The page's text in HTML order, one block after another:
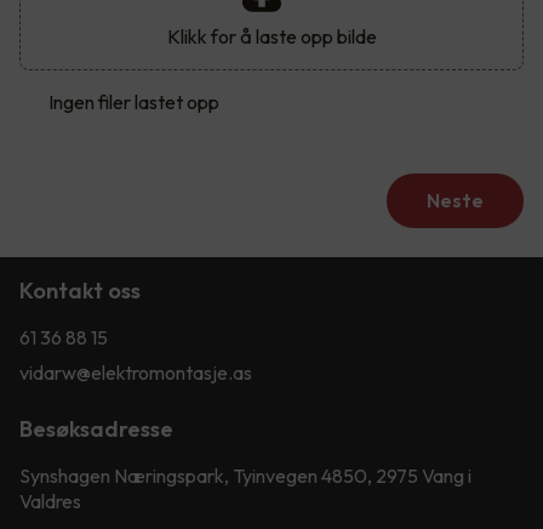
Klikk for å laste opp bilde
Ingen filer lastet opp
Neste
Kontakt oss
61 36 88 15
vidarw@elektromontasje.as
Besøksadresse
Synshagen Næringspark, Tyinvegen 4850, 2975 Vang i
Valdres